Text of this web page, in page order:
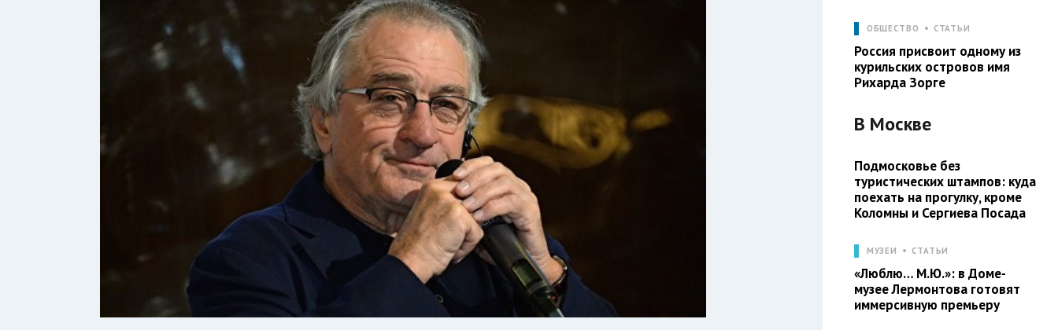
ОБЩЕСТВО СТАТЬИ
Россия присвоит одному из
курильских островов имя
Рихарда Зорге
В Москве
Подмосковье без
туристических штампов: куда
поехать на прогулку, кроме
Коломны и Сергиева Посада
МУЗЕИ СТАТЬИ
«Люблю… М.Ю.»: в Доме-
музее Лермонтова готовят
иммерсивную премьеру